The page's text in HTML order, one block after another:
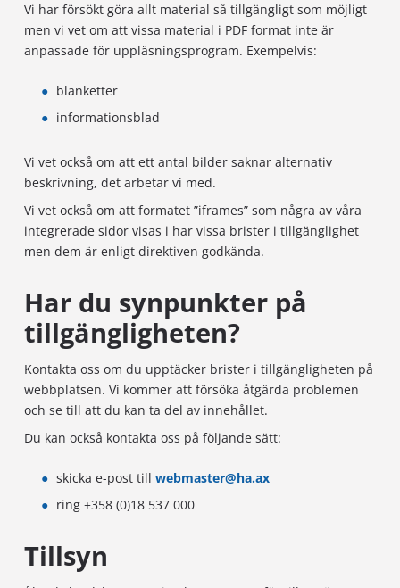
Vi har försökt göra allt material så tillgängligt som möjligt
men vi vet om att vissa material i PDF format inte är
anpassade för uppläsningsprogram. Exempelvis:
blanketter
informationsblad
Vi vet också om att ett antal bilder saknar alternativ
beskrivning, det arbetar vi med.
Vi vet också om att formatet ”iframes” som några av våra
integrerade sidor visas i har vissa brister i tillgänglighet
men dem är enligt direktiven godkända.
Har du synpunkter på
tillgängligheten?
Kontakta oss om du upptäcker brister i tillgängligheten på
webbplatsen. Vi kommer att försöka åtgärda problemen
och se till att du kan ta del av innehållet.
Du kan också kontakta oss på följande sätt:
skicka e-post till webmaster@ha.ax
ring +358 (0)18 537 000
Tillsyn